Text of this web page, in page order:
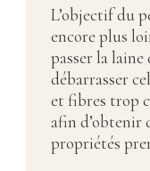
L’objectif du
encore plus
passer la
débarrasser
et fibres trop
afin d’obtenir
propriétés